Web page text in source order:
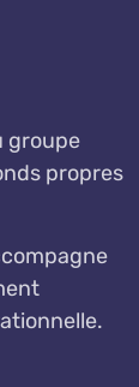
groupe
propres